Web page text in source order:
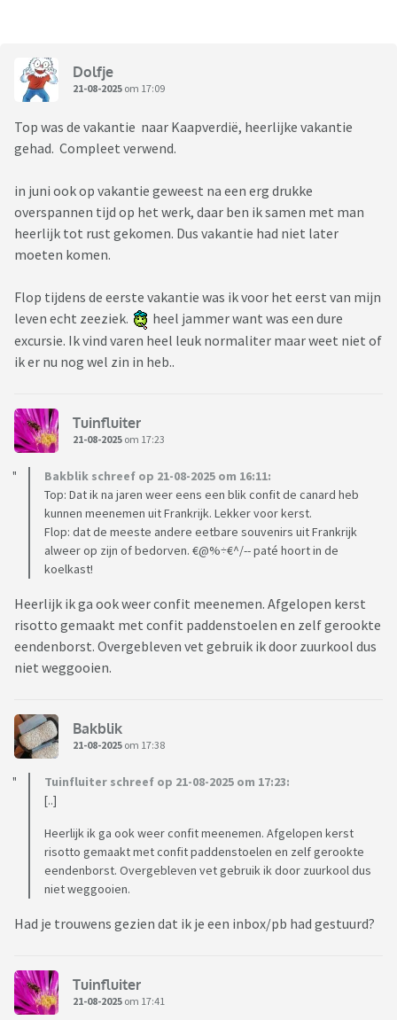
Dolfje
21-08-2025 om 17:09
Top was de vakantie naar Kaapverdië, heerlijke vakantie
gehad. Compleet verwend.
in juni ook op vakantie geweest na een erg drukke
overspannen tijd op het werk, daar ben ik samen met man
heerlijk tot rust gekomen. Dus vakantie had niet later
moeten komen.
Flop tijdens de eerste vakantie was ik voor het eerst van mijn
leven echt zeeziek.
heel jammer want was een dure
excursie. Ik vind varen heel leuk normaliter maar weet niet of
ik er nu nog wel zin in heb..
Tuinfluiter
21-08-2025 om 17:23
Bakblik schreef op 21-08-2025 om 16:11:
Top: Dat ik na jaren weer eens een blik confit de canard heb
kunnen meenemen uit Frankrijk. Lekker voor kerst.
Flop: dat de meeste andere eetbare souvenirs uit Frankrijk
alweer op zijn of bedorven. €@%÷€^/-- paté hoort in de
koelkast!
Heerlijk ik ga ook weer confit meenemen. Afgelopen kerst
risotto gemaakt met confit paddenstoelen en zelf gerookte
eendenborst. Overgebleven vet gebruik ik door zuurkool dus
niet weggooien.
Bakblik
21-08-2025 om 17:38
Tuinfluiter schreef op 21-08-2025 om 17:23:
[..]
Heerlijk ik ga ook weer confit meenemen. Afgelopen kerst
risotto gemaakt met confit paddenstoelen en zelf gerookte
eendenborst. Overgebleven vet gebruik ik door zuurkool dus
niet weggooien.
Had je trouwens gezien dat ik je een inbox/pb had gestuurd?
Tuinfluiter
21-08-2025 om 17:41